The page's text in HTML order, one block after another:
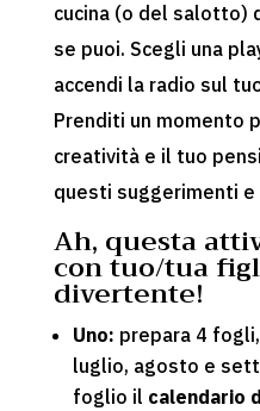
cucina (o del salotto)
se puoi. Scegli una
accendi la radio sul
Prenditi un momento
creatività e il tuo
questi suggerimenti e
Ah, questa
con tuo/tua
divertente!
Uno: prepara 4
luglio, agosto e
foglio il calendario